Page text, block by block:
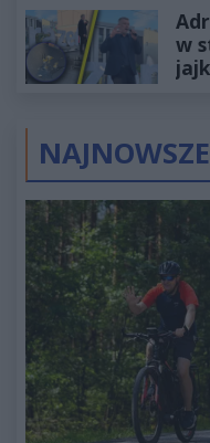
w